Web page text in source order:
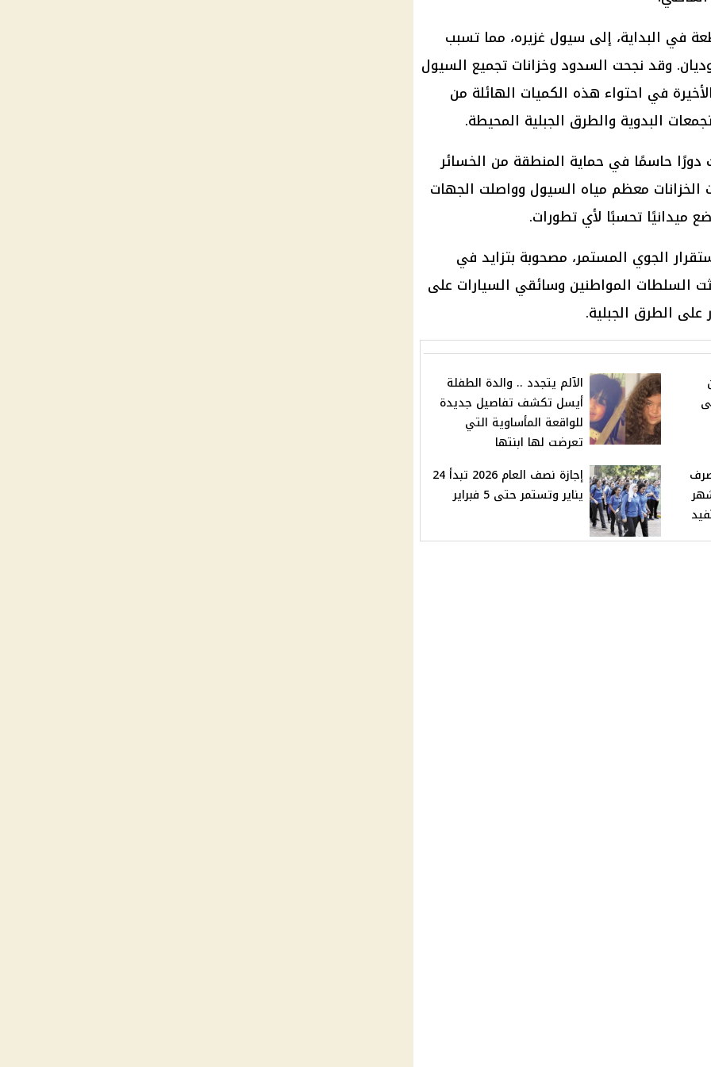
في البداية، إلى سيول غزيره، مما تسبب
وقد نجحت السدود وخزانات تجميع السيول
في احتواء هذه الكميات الهائلة من
البدوية والطرق الجبلية المحيطة.
حاسمًا في حماية المنطقة من الخسائر
الخزانات معظم مياه السيول وواصلت الجهات
ميدانيًا تحسبًا لأي تطورات.
الجوي المستمر، مصحوبة بتزايد في
السلطات المواطنين وسائقي السيارات على
على الطرق الجبلية.
الآلم يتجدد .. والدة الطفلة
أيسل تكشف تفاصيل جديدة
للواقعة المأساوية التي
تعرضت لها ابنتها
2025 الصرف
إجازة نصف العام 2026 تبدأ 24
يناير وتستمر حتى 5 فبراير